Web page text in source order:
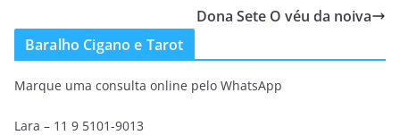
Dona Sete O véu da noiva
Baralho Cigano e Tarot
Marque uma consulta online pelo WhatsApp
Lara – 11 9 5101-9013